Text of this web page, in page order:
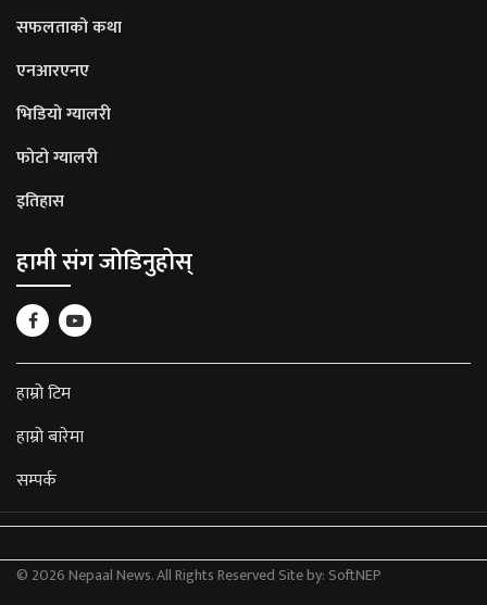
सफलताको कथा
एनआरएनए
भिडियो ग्यालरी
फोटो ग्यालरी
इतिहास
हामी संग जोडिनुहोस्
हाम्रो टिम
हाम्रो बारेमा
सम्पर्क
© 2026 Nepaal News. All Rights Reserved Site by: SoftNEP